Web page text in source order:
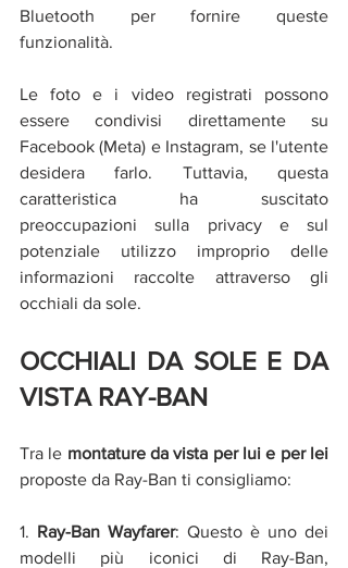
Bluetooth per fornire queste
funzionalità.
Le foto e i video registrati possono
essere condivisi direttamente su
Facebook (Meta) e Instagram, se l'utente
desidera farlo. Tuttavia, questa
caratteristica ha suscitato
preoccupazioni sulla privacy e sul
potenziale utilizzo improprio delle
informazioni raccolte attraverso gli
occhiali da sole.
OCCHIALI DA SOLE E DA
VISTA RAY-BAN
Tra le montature da vista per lui e per lei
proposte da Ray-Ban ti consigliamo:
1. Ray-Ban Wayfarer: Questo è uno dei
modelli più iconici di Ray-Ban,